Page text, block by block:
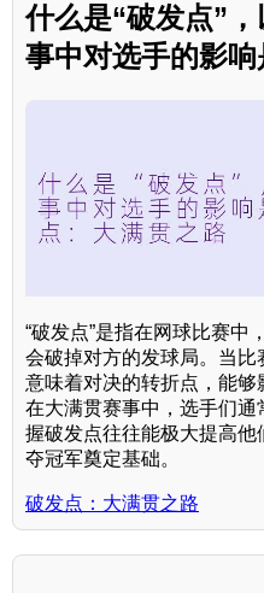
什么是“破发点”
事中对选手的影
“破发点”是指在网球比赛中
会破掉对方的发球局。当
意味着对决的转折点，能够
在大满贯赛事中，选手们
握破发点往往能极大提高
夺冠军奠定基础。
破发点：大满贯之路